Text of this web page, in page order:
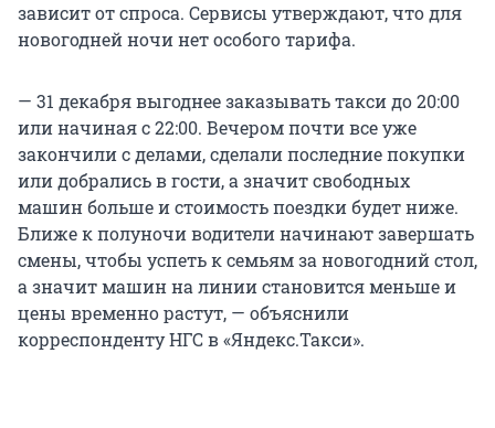
зависит от спроса. Сервисы утверждают, что для
новогодней ночи нет особого тарифа.
— 31 декабря выгоднее заказывать такси до 20:00
или начиная с 22:00. Вечером почти все уже
закончили с делами, сделали последние покупки
или добрались в гости, а значит свободных
машин больше и стоимость поездки будет ниже.
Ближе к полуночи водители начинают завершать
смены, чтобы успеть к семьям за новогодний стол,
а значит машин на линии становится меньше и
цены временно растут, — объяснили
корреспонденту НГС в «Яндекс.Такси».